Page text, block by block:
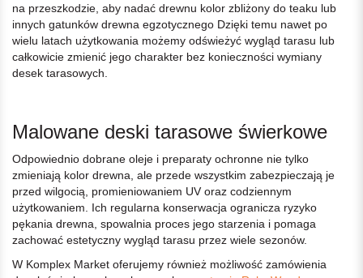
na przeszkodzie, aby nadać drewnu kolor zbliżony do teaku lub
innych gatunków drewna egzotycznego Dzięki temu nawet po
wielu latach użytkowania możemy odświeżyć wygląd tarasu lub
całkowicie zmienić jego charakter bez konieczności wymiany
desek tarasowych.
Malowane deski tarasowe świerkowe
Odpowiednio dobrane oleje i preparaty ochronne nie tylko
zmieniają kolor drewna, ale przede wszystkim zabezpieczają je
przed wilgocią, promieniowaniem UV oraz codziennym
użytkowaniem. Ich regularna konserwacja ogranicza ryzyko
pękania drewna, spowalnia proces jego starzenia i pomaga
zachować estetyczny wygląd tarasu przez wiele sezonów.
W Komplex Market oferujemy również możliwość zamówienia